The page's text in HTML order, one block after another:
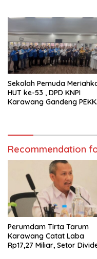
Sekolah Pemuda
HUT ke-53 , DPD KNPI
Karawang Gandeng
Recommendation
Perumdam Tirta Tarum
Karawang Catat Laba
Rp17,27 Miliar, Setor